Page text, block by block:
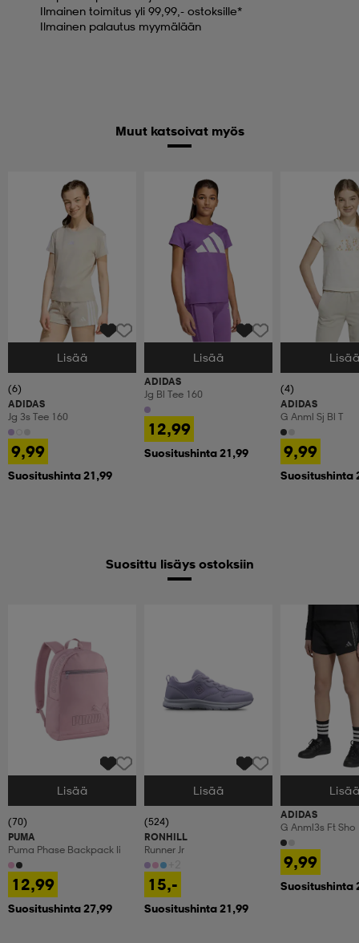
Ilmainen toimitus yli 99,99,- ostoksille*
Ilmainen palautus myymälään
Muut katsoivat myös
Valitse Koko
Lisää
(6)
ADIDAS
Jg 3s Tee 160
9,99
Suositushinta 21,99
Valitse Koko
Lisää
ADIDAS
Jg Bl Tee 160
12,99
Suositushinta 21,99
Valitse Koko
(4)
ADIDAS
G Anml Sj Bl T
9,99
Suositushinta
Suosittu lisäys ostoksiin
Valitse Koko
Lisää
(70)
PUMA
Puma Phase Backpack Ii
12,99
Suositushinta 27,99
Valitse Koko
Lisää
(524)
RONHILL
Runner Jr
15,-
Suositushinta 21,99
Valitse Koko
ADIDAS
G Anml3s Ft Sho
9,99
Suositushinta